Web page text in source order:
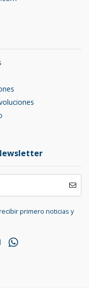
primero noticias y